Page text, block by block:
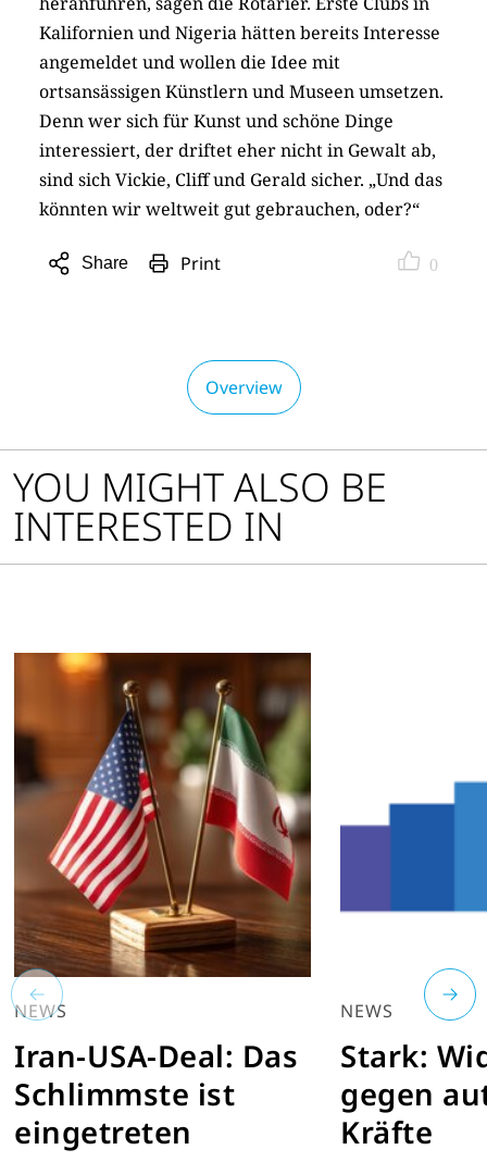
Kalifornien und Nigeria hätten bereits Interesse
angemeldet und wollen die Idee mit
ortsansässigen Künstlern und Museen umsetzen.
Denn wer sich für Kunst und schöne Dinge
interessiert, der driftet eher nicht in Gewalt ab,
sind sich Vickie, Cliff und Gerald sicher. „Und das
könnten wir weltweit gut gebrauchen, oder?“
Share
Open
Print 0
Overview
YOU MIGHT ALSO BE
INTERESTED IN
NEWS
Iran-USA-Deal: Das
Schlimmste ist
eingetreten
NEWS
Stark:
gegen
Kräfte